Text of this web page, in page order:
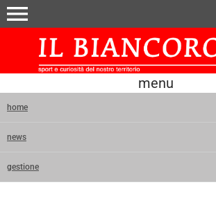
menu
menu
home
news
gestione